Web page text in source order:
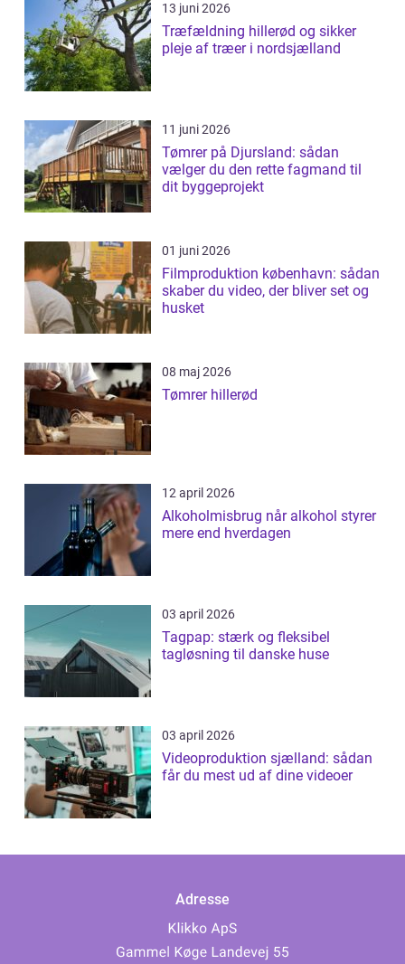
13 juni 2026
Træfældning hillerød og sikker
pleje af træer i nordsjælland
11 juni 2026
Tømrer på Djursland: sådan
vælger du den rette fagmand til
dit byggeprojekt
01 juni 2026
Filmproduktion københavn: sådan
skaber du video, der bliver set og
husket
08 maj 2026
Tømrer hillerød
12 april 2026
Alkoholmisbrug når alkohol styrer
mere end hverdagen
03 april 2026
Tagpap: stærk og fleksibel
tagløsning til danske huse
03 april 2026
Videoproduktion sjælland: sådan
får du mest ud af dine videoer
Adresse